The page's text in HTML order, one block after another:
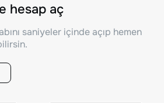
hesap aç
saniyeler içinde açıp hemen